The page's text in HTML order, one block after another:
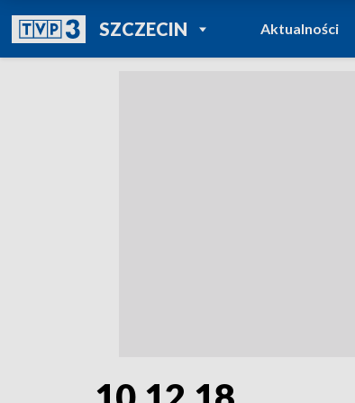
SZCZECINPOWRÓT DO
TVP REGIONY
Aktualności